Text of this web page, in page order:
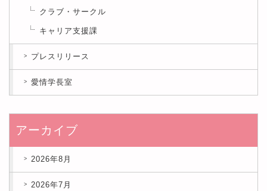
クラブ・サークル
キャリア支援課
プレスリリース
愛情学長室
アーカイブ
2026年8月
2026年7月